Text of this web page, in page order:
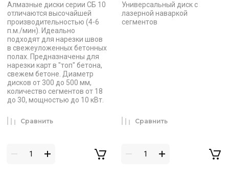
Алмазные диски серии СБ 10
отличаются высочайшей
производительностью (4-6
п.м./мин). Идеально
подходят для нарезки швов
в свежеуложенных бетонных
полах. Предназначены для
нарезки карт в "топ" бетона,
свежем бетоне. Диаметр
дисков от 300 до 500 мм,
количество сегментов от 18
до 30, мощностью до 10 кВт.
Сравнить
Универсальный диск с
лазерной наваркой
сегментов
Сравнить